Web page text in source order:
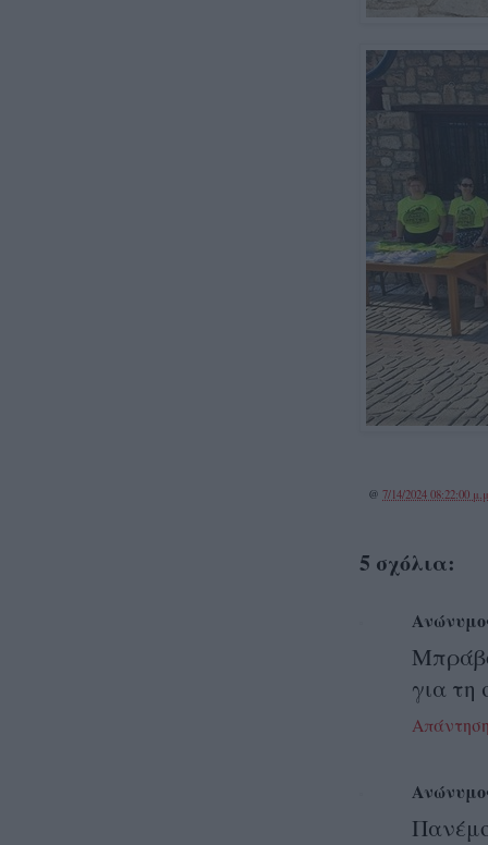
@ 7/14/2024 08:22:00
5 σχόλια:
για τη